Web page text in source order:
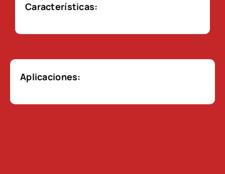
Características:
Aplicaciones: